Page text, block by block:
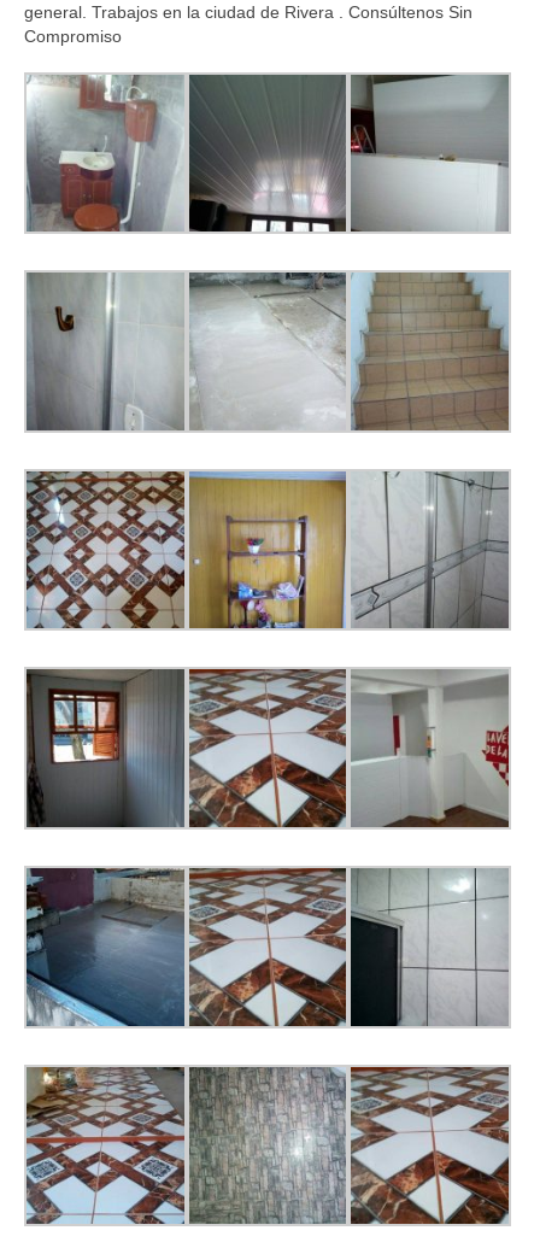
Carpinteros
Vidrierias
Constructor Albañil
general. Trabajos en la ciudad de Rivera . Consúltenos Sin
Compromiso